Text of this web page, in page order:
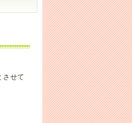
させて